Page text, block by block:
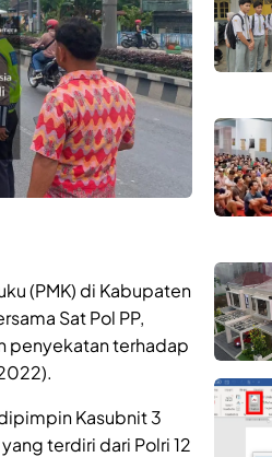
(PMK) di Kabupaten
Sat Pol PP,
penyekatan terhadap
Kasubnit 3
terdiri dari Polri 12